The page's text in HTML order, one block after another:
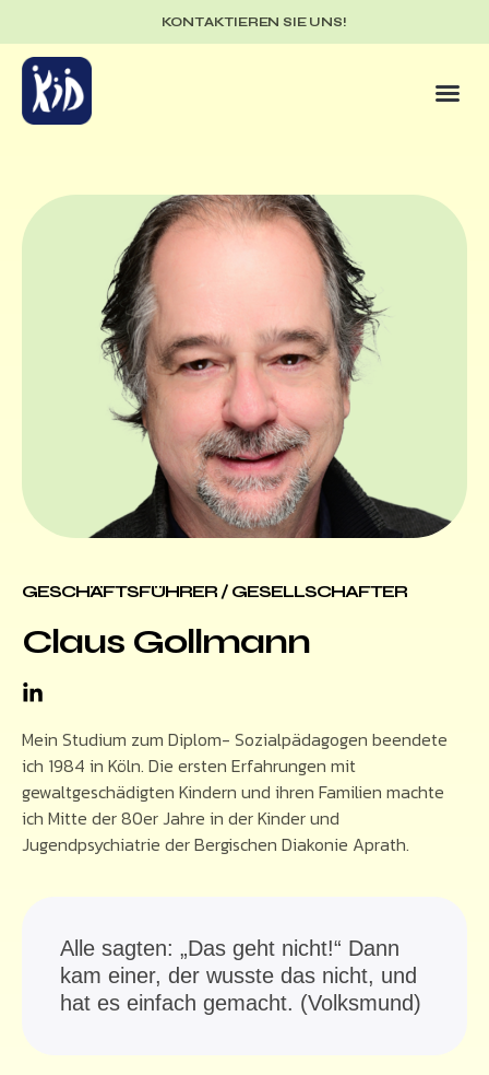
KONTAKTIEREN SIE UNS!
GESCHÄFTSFÜHRER / GESELLSCHAFTER
Claus Gollmann
Mein Studium zum Diplom- Sozialpädagogen beendete
ich 1984 in Köln. Die ersten Erfahrungen mit
gewaltgeschädigten Kindern und ihren Familien machte
ich Mitte der 80er Jahre in der Kinder und
Jugendpsychiatrie der Bergischen Diakonie Aprath.
Alle sagten: „Das geht nicht!“ Dann
kam einer, der wusste das nicht, und
hat es einfach gemacht. (Volksmund)